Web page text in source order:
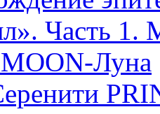
Часть 1.
Луна